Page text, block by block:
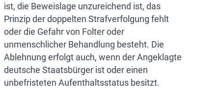
ist, die Beweislage unzureichend ist, das
Prinzip der doppelten Strafverfolgung fehlt
oder die Gefahr von Folter oder
unmenschlicher Behandlung besteht. Die
Ablehnung erfolgt auch, wenn der Angeklagte
deutsche Staatsbürger ist oder einen
unbefristeten Aufenthaltsstatus besitzt.